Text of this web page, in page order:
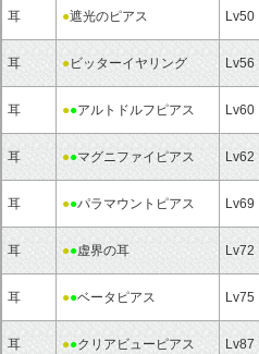
耳 ●遮光のピアス Lv50
耳 ●ビッターイヤリング Lv56
耳 ●●アルトドルフピアス Lv60
耳 ●●マグニファイピアス Lv62
耳 ●●パラマウントピアス Lv69
耳 ●●虚界の耳 Lv72
耳 ●●ベータピアス Lv75
耳 ●●クリアビューピアス Lv87